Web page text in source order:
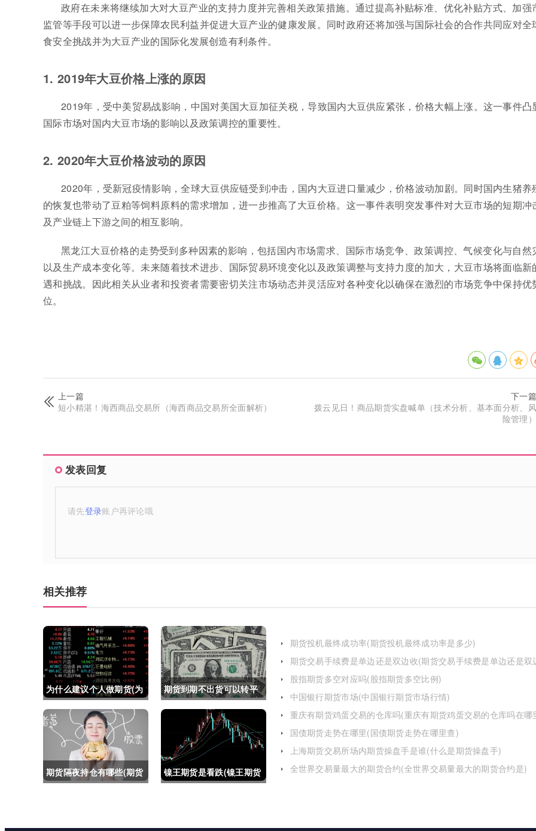
政府在未来将继续加大对大豆产业的支持力度并完善相关政策措施。通过提高补贴标准、优化补贴方式、加强
监管等手段可以进一步保障农民利益并促进大豆产业的健康发展。同时政府还将加强与国际社会的合作共同应对全
食安全挑战并为大豆产业的国际化发展创造有利条件。
1. 2019年大豆价格上涨的原因
2019年，受中美贸易战影响，中国对美国大豆加征关税，导致国内大豆供应紧张，价格大幅上涨。这一事件凸
国际市场对国内大豆市场的影响以及政策调控的重要性。
2. 2020年大豆价格波动的原因
2020年，受新冠疫情影响，全球大豆供应链受到冲击，国内大豆进口量减少，价格波动加剧。同时国内生猪养
的恢复也带动了豆粕等饲料原料的需求增加，进一步推高了大豆价格。这一事件表明突发事件对大豆市场的短期冲
及产业链上下游之间的相互影响。
黑龙江大豆价格的走势受到多种因素的影响，包括国内市场需求、国际市场竞争、政策调控、气候变化与自然
以及生产成本变化等。未来随着技术进步、国际贸易环境变化以及政策调整与支持力度的加大，大豆市场将面临新
遇和挑战。因此相关从业者和投资者需要密切关注市场动态并灵活应对各种变化以确保在激烈的市场竞争中保持优
位。
上一篇
短小精湛！海西商品交易所（海西商品交易所全面解析）
下一篇
拨云见日！商品期货实盘喊单（技术分析、基本面分析、风
险管理）
发表回复
请先登录账户再评论哦
相关推荐
为什么建议个人做期货(为
什么建议个人做期货交易)
期货到期不出货可以转平
仓吗吗(期货如果到期不平
仓怎么办)
期货隔夜持仓有哪些(期货
镍王期货是看跌(镍王期货
期货投机最终成功率(期货投机最终成功率是多少)
期货交易手续费是单边还是双边收(期货交易手续费是单边还是双
股指期货多空对应吗(股指期货多空比例)
中国银行期货市场(中国银行期货市场行情)
重庆有期货鸡蛋交易的仓库吗(重庆有期货鸡蛋交易的仓库吗在哪
国债期货走势在哪里(国债期货走势在哪里查)
上海期货交易所场内期货操盘手是谁(什么是期货操盘手)
全世界交易量最大的期货合约(全世界交易量最大的期货合约是)